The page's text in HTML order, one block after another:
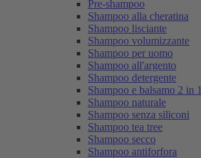
Pre-shampoo
Shampoo alla cheratina
Shampoo lisciante
Shampoo volumizzante
Shampoo per uomo
Shampoo all'argento
Shampoo detergente
Shampoo e balsamo 2 in 1
Shampoo naturale
Shampoo senza siliconi
Shampoo tea tree
Shampoo secco
Shampoo antiforfora